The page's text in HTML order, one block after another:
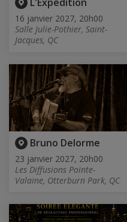
16 janvier 2027, 20h00
Salle Julie-Pothier, Saint-
Jacques, QC
Bruno Delorme
23 janvier 2027, 20h00
Les Diffusions Pointe-
Valaine, Otterburn Park, QC